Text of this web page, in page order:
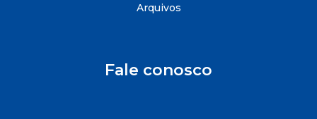
Arquivos
Fale conosco